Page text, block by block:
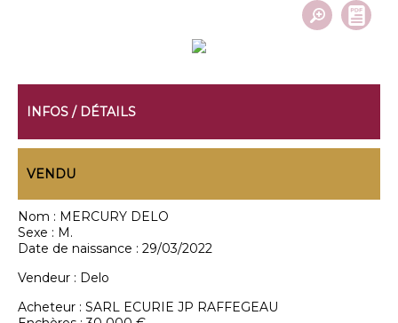
INFOS / DÉTAILS
VENDU
Nom : MERCURY DELO
Sexe : M.
Date de naissance : 29/03/2022
Vendeur : Delo
Acheteur : SARL ECURIE JP RAFFEGEAU